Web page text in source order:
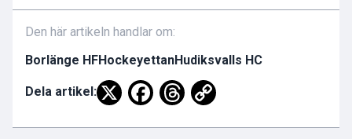
Den här artikeln handlar om:
Borlänge HFHockeyettanHudiksvalls HC
Dela artikel: